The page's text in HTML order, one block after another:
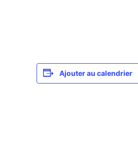
Ajouter au calendrier